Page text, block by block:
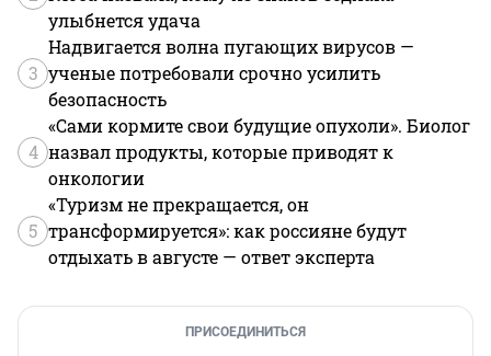
улыбнется удача
3
Надвигается волна пугающих вирусов —
ученые потребовали срочно усилить
безопасность
4
«Сами кормите свои будущие опухоли». Биолог
назвал продукты, которые приводят к
онкологии
5
«Туризм не прекращается, он
трансформируется»: как россияне будут
отдыхать в августе — ответ эксперта
ПРИСОЕДИНИТЬСЯ